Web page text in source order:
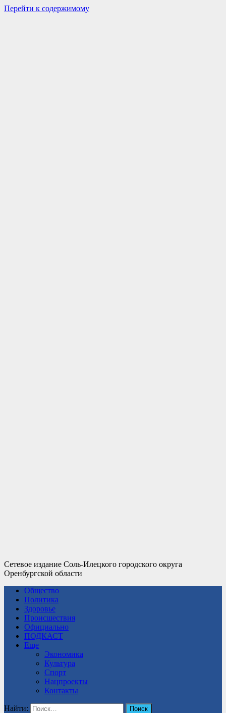
Перейти к содержимому
Сетевое издание Соль-Илецкого городского округа
Оренбургской области
Общество
Политика
Здоровье
Происшествия
Официально
ПОДКАСТ
Еще
Экономика
Культура
Спорт
Нацпроекты
Контакты
Найти: